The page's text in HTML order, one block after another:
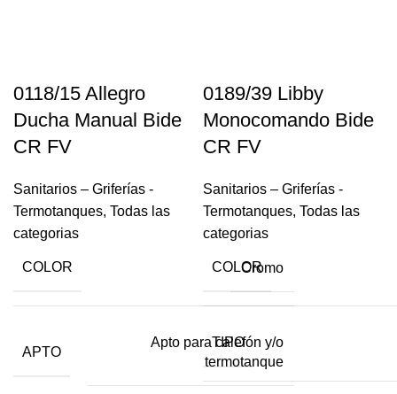
0118/15 Allegro
Ducha Manual Bide
CR FV
Sanitarios – Griferías -
Termotanques, Todas las
categorias
COLOR Cromo
APTO
Apto para calefón y/o
termotanque
0189/39 Libby
Monocomando Bide
CR FV
Sanitarios – Griferías -
Termotanques, Todas las
categorias
COLOR
TIPO